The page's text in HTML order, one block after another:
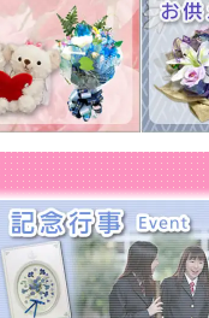
」商品更新致しました。
トが大変ご好評。斎場・ホー
集◆』 開催中！
め商品を更新いたしました！
レーム電報 ブライダルギフト
より、1商品（ブライダル
集◆』 開催中！
め商品を更新いたしました！
園）、入学（入園）のお祝